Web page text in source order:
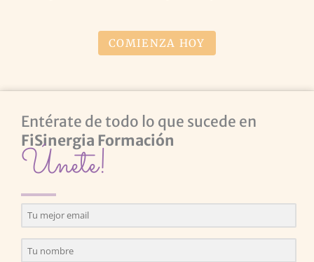
COMIENZA HOY
Entérate de todo lo que sucede en
FiSinergia Formación
Únete!